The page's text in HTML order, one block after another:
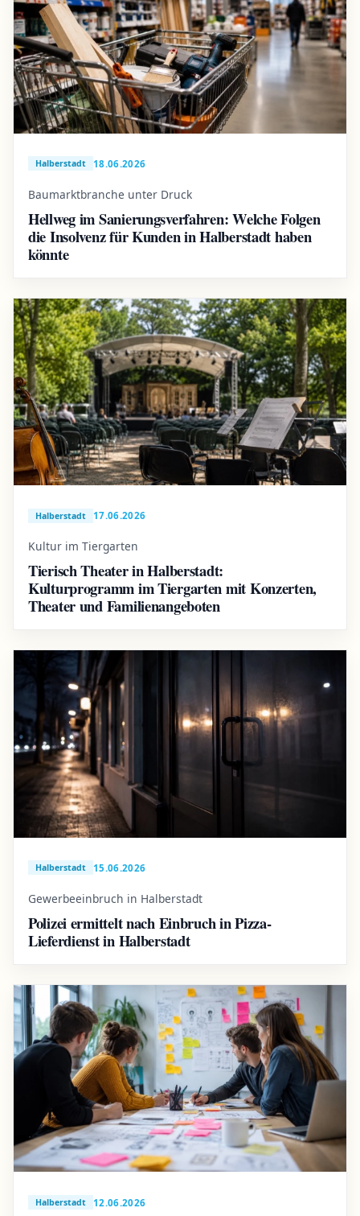
Halberstadt 18.06.2026
Baumarktbranche unter Druck
Hellweg im Sanierungsverfahren: Welche Folgen
die Insolvenz für Kunden in Halberstadt haben
könnte
Halberstadt 17.06.2026
Kultur im Tiergarten
Tierisch Theater in Halberstadt:
Kulturprogramm im Tiergarten mit Konzerten,
Theater und Familienangeboten
Halberstadt 15.06.2026
Gewerbeeinbruch in Halberstadt
Polizei ermittelt nach Einbruch in Pizza-
Lieferdienst in Halberstadt
Halberstadt 12.06.2026